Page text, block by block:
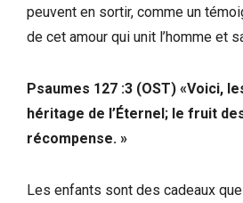
peuvent en sortir, comme un
de cet amour qui unit l’homme et
Psaumes 127 :3 (OST) «Voici,
héritage de l’Éternel; le fruit
récompense. »
Les enfants sont des cadeaux